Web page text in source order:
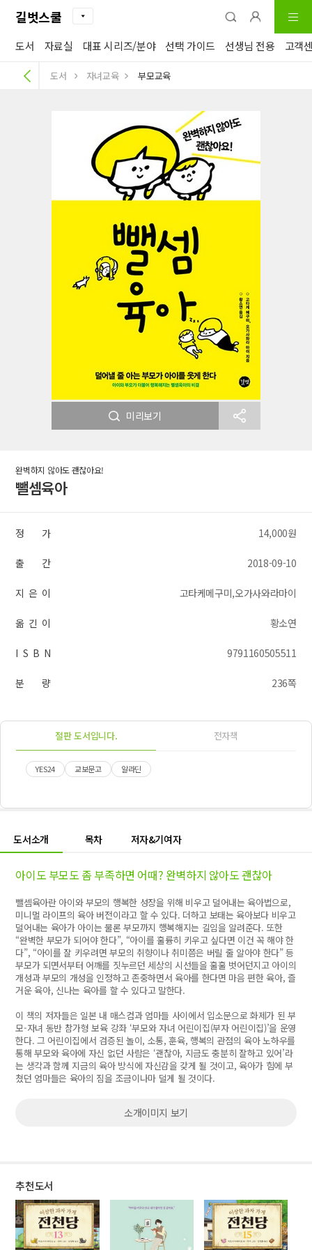
길벗스쿨
도서 자료실 대표 시리즈/분야 선택 가이드 선생님 전용 고객
도서 자녀교육 부모교육
미리보기
완벽하지 않아도 괜찮아요!
뺄셈육아
정 가 14,000원
출 간 2018-09-10
지 은 이 고타케메구미,오가사와라마이
옮 긴 이 황소연
I S B N 9791160505511
분 량 236쪽
절판 도서입니다. 전자책
YES24 교보문고 알라딘
도서소개 목차 저자&기여자
아이도 부모도 좀 부족하면 어때? 완벽하지 않아도 괜찮아
뺄셈육아란 아이와 부모의 행복한 성장을 위해 비우고 덜어내는 육아법으로,
미니멀 라이프의 육아 버전이라고 할 수 있다. 더하고 보태는 육아보다 비우고
덜어내는 육아가 아이는 물론 부모까지 행복해지는 길임을 알려준다. 또한
“완벽한 부모가 되어야 한다”, “아이를 훌륭히 키우고 싶다면 이건 꼭 해야 한
다”, “아이를 잘 키우려면 부모의 취향이나 취미쯤은 버릴 줄 알아야 한다” 등
부모가 되면서부터 어깨를 짓누르던 세상의 시선들을 훌훌 벗어던지고 아이의
개성과 부모의 개성을 인정하고 존중하면서 육아를 한다면 마음 편한 육아, 즐
거운 육아, 신나는 육아를 할 수 있다고 말한다.
이 책의 저자들은 일본 내 매스컴과 엄마들 사이에서 입소문으로 화제가 된 부
모-자녀 동반 참가형 보육 강좌 ‘부모와 자녀 어린이집(부자 어린이집)’을 운영
한다. 그 어린이집에서 검증된 놀이, 소통, 훈육, 행복의 관점의 육아 노하우를
통해 부모와 육아에 자신 없던 사람은 ‘괜찮아, 지금도 충분히 잘하고 있어’라
는 생각과 함께 지금의 육아 방식에 자신감을 갖게 될 것이고, 육아가 힘에 부
쳤던 엄마들은 육아의 짐을 조금이나마 덜게 될 것이다.
소개이미지 보기
추천도서